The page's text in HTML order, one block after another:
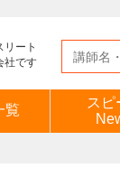
ート
社です
覧
スピ